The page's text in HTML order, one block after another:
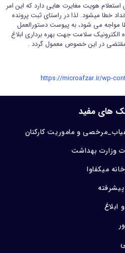
هویت مغایرت هایی دارد که این امر
خطا میشود. لذا در راستای ثبت پرونده
مواجه می شود، به پیوست دستورالعمل
سلامت جهت بهره برداری ابلاغ
در این خصوص معمول گردد .
https://microafzar.ir/wp-
های مفید
و ماموریت کارکنان
وزارت بهداشت
میکفاوا
ابلاغ